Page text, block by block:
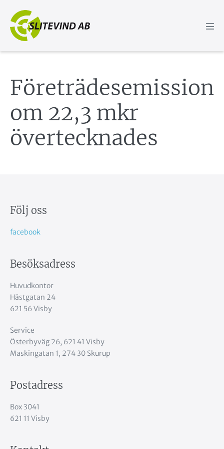
innehåll
Företrädesemission
om 22,3 mkr
övertecknades
Följ oss
facebook
Besöksadress
Huvudkontor
Hästgatan 24
621 56 Visby
Service
Österbyväg 26, 621 41 Visby
Maskingatan 1, 274 30 Skurup
Postadress
Box 3041
621 11 Visby